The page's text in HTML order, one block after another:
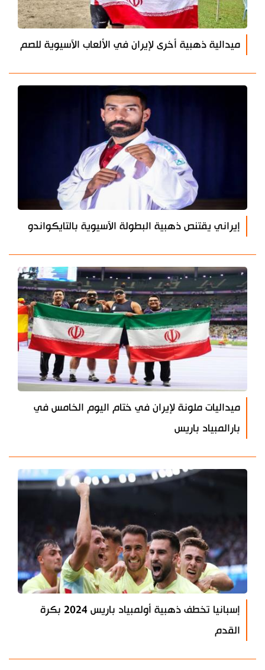
ميدالية ذهبية أخرى لإيران في الألعاب الآسيوية للصم
إيراني يقتنص ذهبية البطولة الآسيوية بالتايكواندو
ميداليات ملونة لإيران في ختام اليوم الخامس في
بارالمبياد باريس
إسبانيا تخطف ذهبية أولمبياد باريس 2024 بكرة
القدم